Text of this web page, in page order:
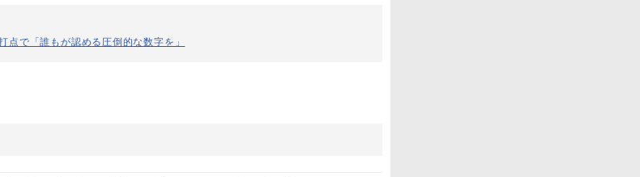
で「誰もが認める圧倒的な数字を」